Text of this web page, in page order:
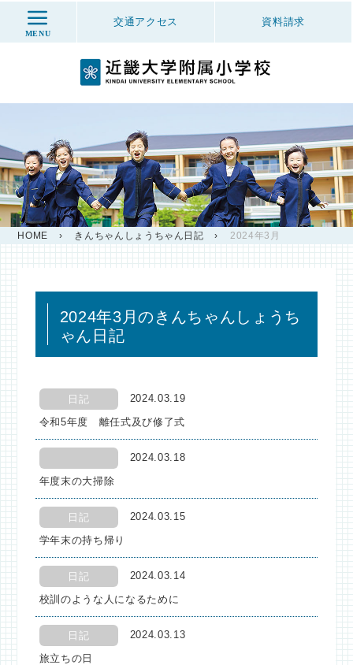
MENU
交通アクセス 資料請求
HOME › きんちゃんしょうちゃん日記 › 2024年3月
2024年3月のきんちゃんしょうち
ゃん日記
日記 2024.03.19
令和5年度 離任式及び修了式
2024.03.18
年度末の大掃除
日記 2024.03.15
学年末の持ち帰り
日記 2024.03.14
校訓のような人になるために
日記 2024.03.13
旅立ちの日